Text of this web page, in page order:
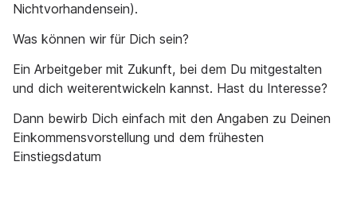
Nichtvorhandensein).
Was können wir für Dich sein?
Ein Arbeitgeber mit Zukunft, bei dem Du mitgestalten
und dich weiterentwickeln kannst. Hast du Interesse?
Dann bewirb Dich einfach mit den Angaben zu Deinen
Einkommensvorstellung und dem frühesten
Einstiegsdatum